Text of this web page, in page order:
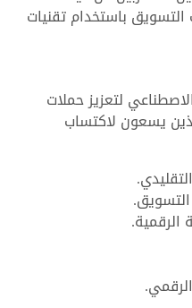
باستخدام تقنيات
لتعزيز حملات
يسعون لاكتساب
الرقمية.